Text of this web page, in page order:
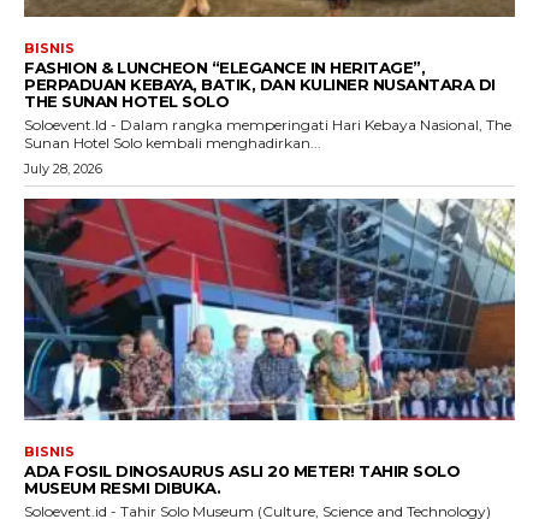
BISNIS
FASHION & LUNCHEON “ELEGANCE IN HERITAGE”,
PERPADUAN KEBAYA, BATIK, DAN KULINER NUSANTARA DI
THE SUNAN HOTEL SOLO
Soloevent.Id - Dalam rangka memperingati Hari Kebaya Nasional, The
Sunan Hotel Solo kembali menghadirkan...
July 28, 2026
BISNIS
ADA FOSIL DINOSAURUS ASLI 20 METER! TAHIR SOLO
MUSEUM RESMI DIBUKA.
Soloevent.id - Tahir Solo Museum (Culture, Science and Technology)